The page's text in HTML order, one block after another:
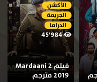
الأكشن
الجريمة
الدراما
45٬984
فيلم Mardaani 2
2019 مترجم